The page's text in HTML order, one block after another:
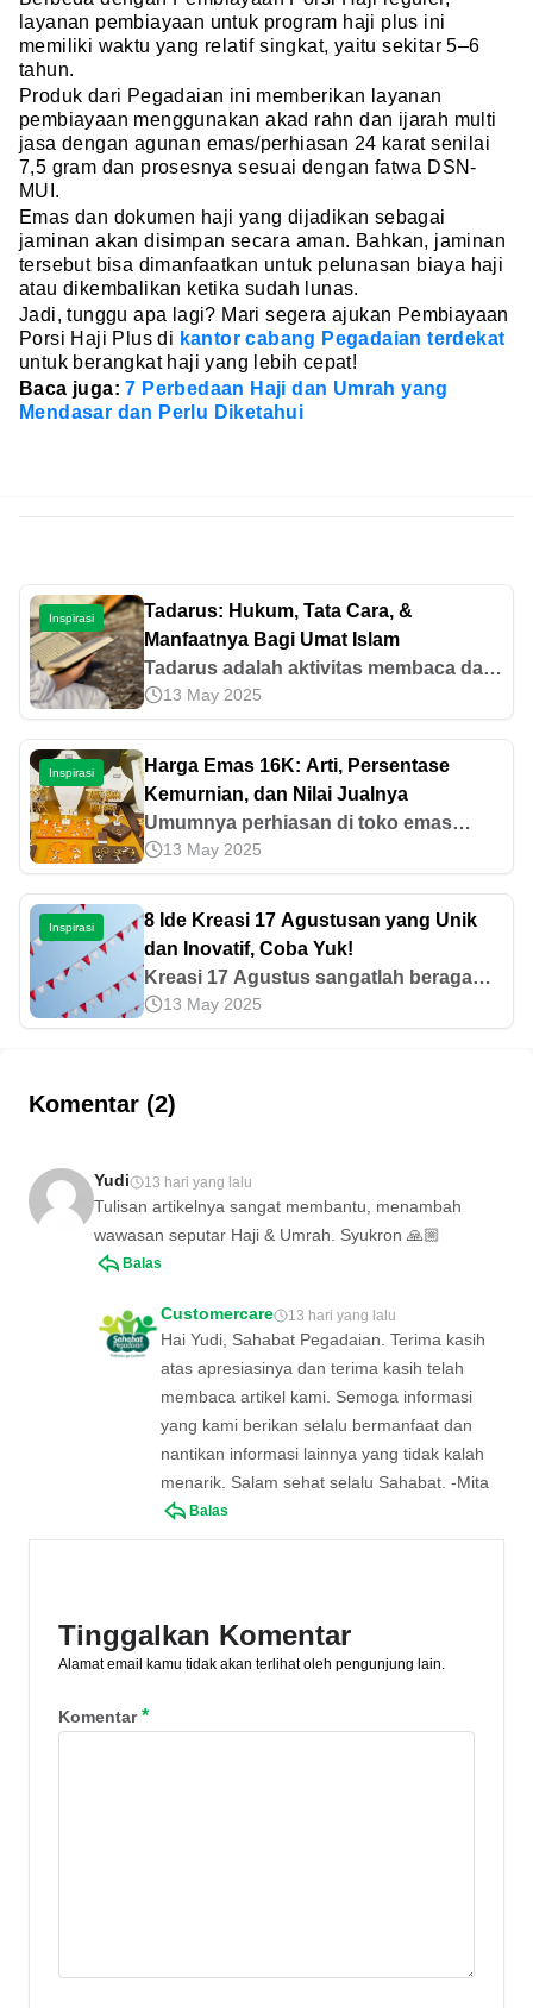
layanan pembiayaan untuk program haji plus ini
memiliki waktu yang relatif singkat, yaitu sekitar 5–6
tahun.
Produk dari Pegadaian ini memberikan layanan
pembiayaan menggunakan akad rahn dan ijarah multi
jasa dengan agunan emas/perhiasan 24 karat senilai
7,5 gram dan prosesnya sesuai dengan fatwa DSN-
MUI.
Emas dan dokumen haji yang dijadikan sebagai
jaminan akan disimpan secara aman. Bahkan, jaminan
tersebut bisa dimanfaatkan untuk pelunasan biaya haji
atau dikembalikan ketika sudah lunas.
Jadi, tunggu apa lagi? Mari segera ajukan Pembiayaan
Porsi Haji Plus di kantor cabang Pegadaian terdekat
untuk berangkat haji yang lebih cepat!
Baca juga:7 Perbedaan Haji dan Umrah yang
Mendasar dan Perlu Diketahui
Inspirasi
Tadarus: Hukum, Tata Cara, &
Manfaatnya Bagi Umat Islam
Tadarus adalah aktivitas membaca dan
mempelajari Al-Qur'an yang menjadi
salah satu amalan penting bagi umat
Islam. Baca informasi selengkapnya di
artikel ini!
13 May 2025
Inspirasi
Harga Emas 16K: Arti, Persentase
Kemurnian, dan Nilai Jualnya
Umumnya perhiasan di toko emas
terdapat berbagai karatase. Yuk pelajari
cara mengetahui kadar emas berbagai
karat.
13 May 2025
Inspirasi
8 Ide Kreasi 17 Agustusan yang Unik
dan Inovatif, Coba Yuk!
Kreasi 17 Agustus sangatlah beragam
dan bisa dijadikan untuk dekorasi di
kampung ataupun panggung.
contoh di artikel ini!
13 May 2025
Komentar (2)
Yudi 13 hari yang lalu
Tulisan artikelnya sangat membantu, menambah
wawasan seputar Haji & Umrah. Syukron 🙏🏼
Balas
Customercare 13 hari yang lalu
Hai Yudi, Sahabat Pegadaian. Terima kasih
atas apresiasinya dan terima kasih telah
membaca artikel kami. Semoga informasi
yang kami berikan selalu bermanfaat dan
nantikan informasi lainnya yang tidak kalah
menarik. Salam sehat selalu Sahabat. -Mita
Balas
Tinggalkan Komentar
Alamat email kamu tidak akan terlihat oleh pengunjung lain.
Komentar*